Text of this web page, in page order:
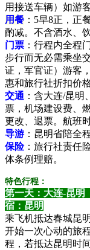
用接送车辆）如游
用餐 ：5早8正，正
酌减。不含酒水、
门票 ：行程内全程
步行而无必需乘坐
证，军官证）游客
惠和旅行社折扣价
交通 ：含大连/昆
票，机场建设费、
更改、退票。航班
导游 ：昆明省陪全
保险：旅行社责任险
体条例理赔。
特色行程：
第一天：
宿：昆明
乘飞机抵达春城昆
开始一次心动的旅
程，若抵达昆明时